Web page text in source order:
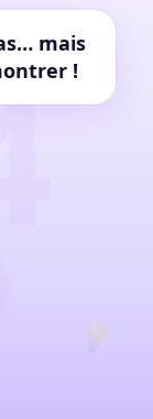
✏️
💡
mais
!